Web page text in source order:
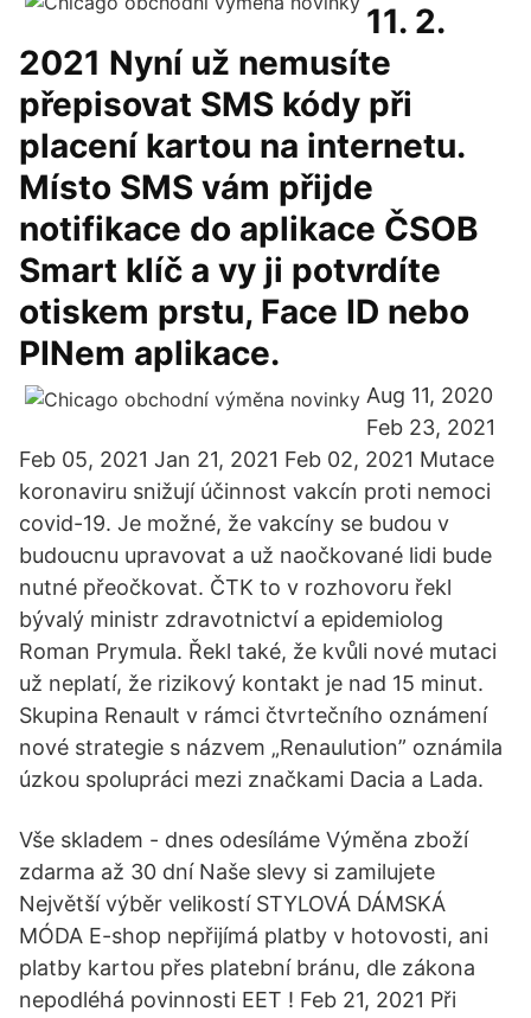
11. 2.
2021 Nyní už nemusíte
přepisovat SMS kódy při
placení kartou na internetu.
Místo SMS vám přijde
notifikace do aplikace ČSOB
Smart klíč a vy ji potvrdíte
otiskem prstu, Face ID nebo
PINem aplikace.
Aug 11, 2020
Feb 23, 2021
Feb 05, 2021 Jan 21, 2021 Feb 02, 2021 Mutace
koronaviru snižují účinnost vakcín proti nemoci
covid-19. Je možné, že vakcíny se budou v
budoucnu upravovat a už naočkované lidi bude
nutné přeočkovat. ČTK to v rozhovoru řekl
bývalý ministr zdravotnictví a epidemiolog
Roman Prymula. Řekl také, že kvůli nové mutaci
už neplatí, že rizikový kontakt je nad 15 minut.
Skupina Renault v rámci čtvrtečního oznámení
nové strategie s názvem „Renaulution” oznámila
úzkou spolupráci mezi značkami Dacia a Lada.
Vše skladem - dnes odesíláme Výměna zboží
zdarma až 30 dní Naše slevy si zamilujete
Největší výběr velikostí STYLOVÁ DÁMSKÁ
MÓDA E-shop nepřijímá platby v hotovosti, ani
platby kartou přes platební bránu, dle zákona
nepodléhá povinnosti EET ! Feb 21, 2021 Při